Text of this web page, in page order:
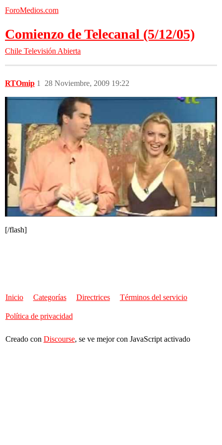
ForoMedios.com
Comienzo de Telecanal (5/12/05)
Chile Televisión Abierta
RTOmip 28 Noviembre, 2009 19:22
1
[/flash]
Inicio Categorías Directrices Términos del servicio
Política de privacidad
Creado con Discourse, se ve mejor con JavaScript activado